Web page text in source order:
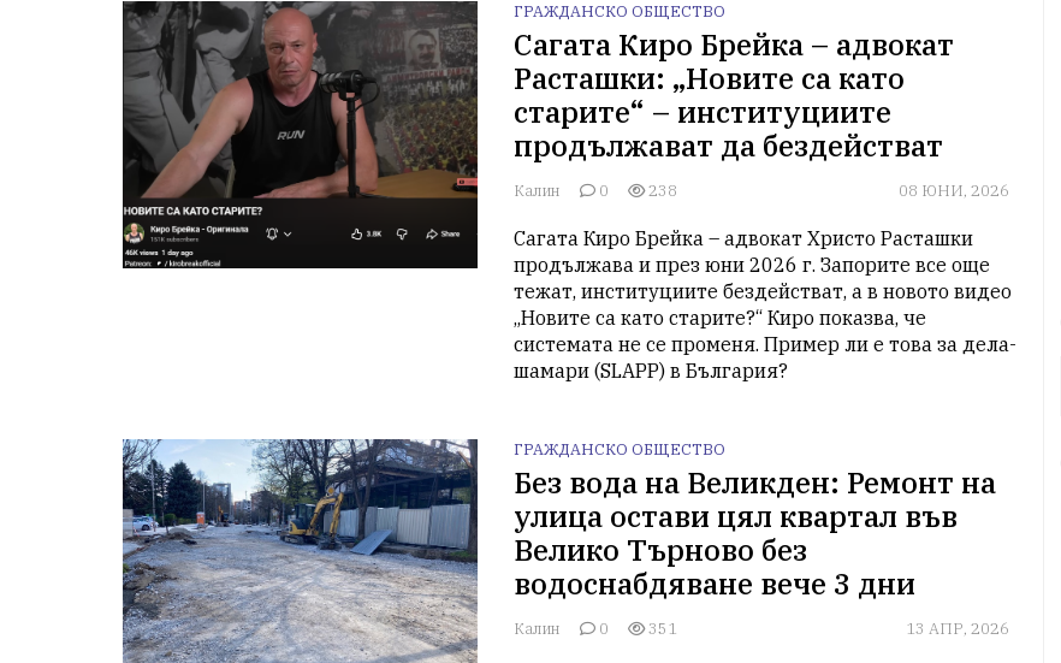
ГРАЖДАНСКО ОБЩЕСТВО
Сагата Киро Брейка – адвокат
Расташки: „Новите са като
старите“ – институциите
продължават да бездействат
Калин 0 238 08 ЮНИ, 2026
Сагата Киро Брейка – адвокат Христо Расташки
продължава и през юни 2026 г. Запорите все още
тежат, институциите бездействат, а в новото видео
„Новите са като старите?“ Киро показва, че
системата не се променя. Пример ли е това за дела-
шамари (SLAPP) в България?
ГРАЖДАНСКО ОБЩЕСТВО
Без вода на Великден: Ремонт на
улица остави цял квартал във
Велико Търново без
водоснабдяване вече 3 дни
Калин 0 351 13 АПР, 2026